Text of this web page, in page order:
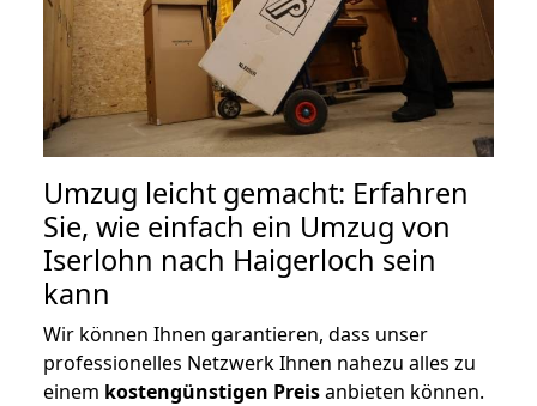
Umzug leicht gemacht: Erfahren
Sie, wie einfach ein Umzug von
Iserlohn nach Haigerloch sein
kann
Wir können Ihnen garantieren, dass unser
professionelles Netzwerk Ihnen nahezu alles zu
einem kostengünstigen Preisanbieten können.